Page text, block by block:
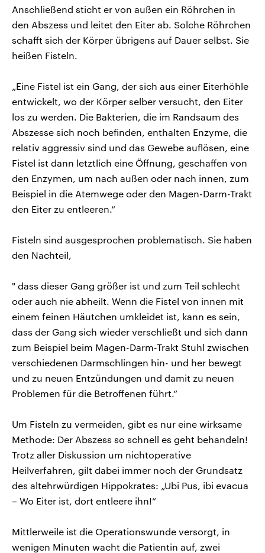
Anschließend sticht er von außen ein Röhrchen in
den Abszess und leitet den Eiter ab. Solche Röhrchen
schafft sich der Körper übrigens auf Dauer selbst. Sie
heißen Fisteln.
„Eine Fistel ist ein Gang, der sich aus einer Eiterhöhle
entwickelt, wo der Körper selber versucht, den Eiter
los zu werden. Die Bakterien, die im Randsaum des
Abszesse sich noch befinden, enthalten Enzyme, die
relativ aggressiv sind und das Gewebe auflösen, eine
Fistel ist dann letztlich eine Öffnung, geschaffen von
den Enzymen, um nach außen oder nach innen, zum
Beispiel in die Atemwege oder den Magen-Darm-Trakt
den Eiter zu entleeren.“
Fisteln sind ausgesprochen problematisch. Sie haben
den Nachteil,
" dass dieser Gang größer ist und zum Teil schlecht
oder auch nie abheilt. Wenn die Fistel von innen mit
einem feinen Häutchen umkleidet ist, kann es sein,
dass der Gang sich wieder verschließt und sich dann
zum Beispiel beim Magen-Darm-Trakt Stuhl zwischen
verschiedenen Darmschlingen hin- und her bewegt
und zu neuen Entzündungen und damit zu neuen
Problemen für die Betroffenen führt.“
Um Fisteln zu vermeiden, gibt es nur eine wirksame
Methode: Der Abszess so schnell es geht behandeln!
Trotz aller Diskussion um nichtoperative
Heilverfahren, gilt dabei immer noch der Grundsatz
des altehrwürdigen Hippokrates: „Ubi Pus, ibi evacua
– Wo Eiter ist, dort entleere ihn!“
Mittlerweile ist die Operationswunde versorgt, in
wenigen Minuten wacht die Patientin auf, zwei